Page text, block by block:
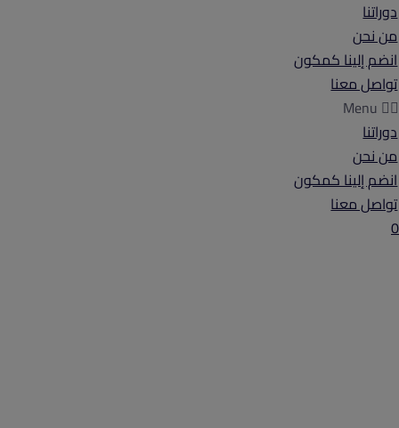
دوراتنا
من نحن
انضم إلينا كمكون
تواصل معنا
Menu
دوراتنا
من نحن
انضم إلينا كمكون
تواصل معنا
0